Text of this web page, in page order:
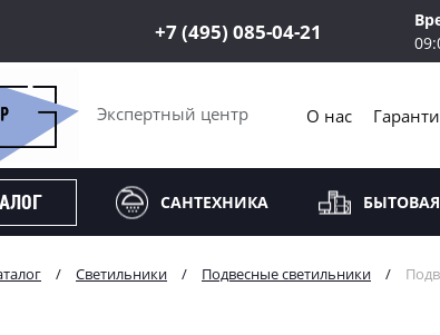
+7 (495) 085-04-21
Экспертный центр О нас
САНТЕХНИКА
/ Светильники / Подвесные светильники /